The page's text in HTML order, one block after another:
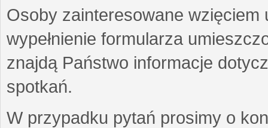
Osoby zainteresowane wzięciem
wypełnienie formularza
znajdą Państwo informacje
spotkań.
W przypadku pytań prosimy o